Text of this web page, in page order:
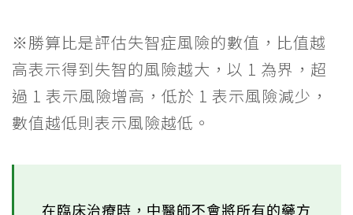
※勝算比是評估失智症風險的數值，比值越
高表示得到失智的風險越大，以 1 為界，超
過 1 表示風險增高，低於 1 表示風險減少，
數值越低則表示風險越低。
在臨床治療時，中醫師不會將所有的藥方